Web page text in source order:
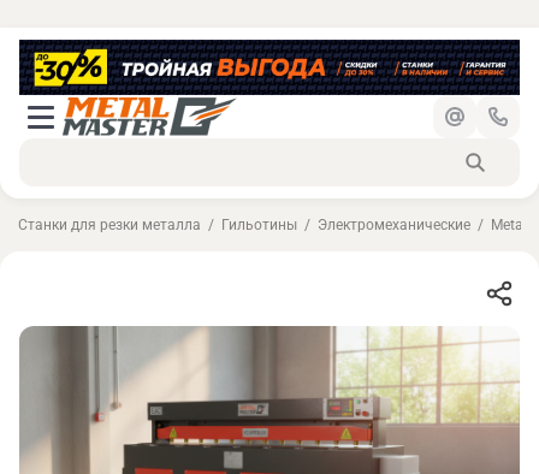
Станки для резки металла Гильотины Электромеханические Metal